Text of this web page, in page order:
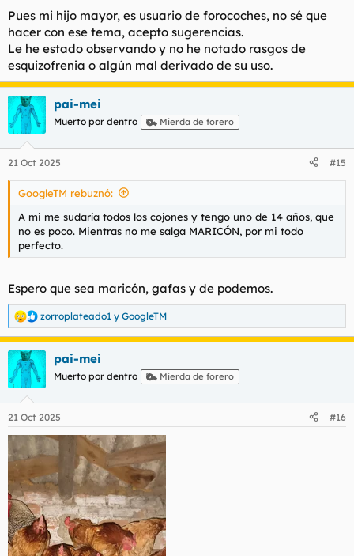
Pues mi hijo mayor, es usuario de forocoches, no sé que
hacer con ese tema, acepto sugerencias.
Le he estado observando y no he notado rasgos de
esquizofrenia o algún mal derivado de su uso.
pai-mei
Muerto por dentro Mierda de forero
21 Oct 2025 #15
GoogleTM rebuznó:
A mi me sudaría todos los cojones y tengo uno de 14 años, que
no es poco. Mientras no me salga MARICÓN, por mi todo
perfecto.
Espero que sea maricón, gafas y de podemos.
R
e
c
c
i
e
s
zorroplateado1 y GoogleTM
pai-mei
Muerto por dentro Mierda de forero
21 Oct 2025 #16